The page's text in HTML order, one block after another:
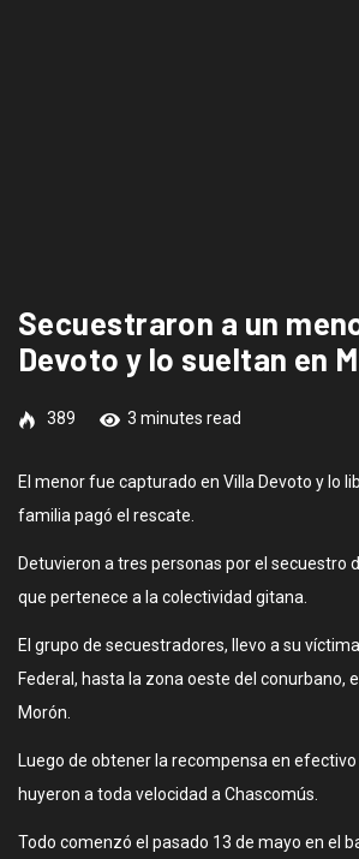
Secuestraron a un
Devoto y lo sueltan en
389 3 minutes read
El menor fue capturado en Villa Devoto y lo
familia pagó el rescate.
Detuvieron a tres personas por el secuestro
que pertenece a la colectividad gitana.
El grupo de secuestradores, llevo a su
Federal, hasta la zona oeste del conurbano,
Morón.
Luego de obtener la recompensa en efectivo
huyeron a toda velocidad a Chascomús.
Todo comenzó el pasado 13 de mayo en el